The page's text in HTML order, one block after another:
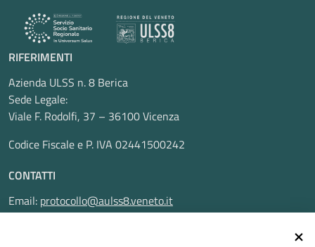
RIFERIMENTI
Azienda ULSS n. 8 Berica
Sede Legale:
Viale F. Rodolfi, 37 – 36100 Vicenza
Codice Fiscale e P. IVA 02441500242
CONTATTI
Email: protocollo@aulss8.veneto.it
Pec:protocollo.aulss8@pecveneto.it